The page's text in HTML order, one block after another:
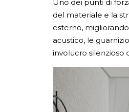
Uno dei punti di
del materiale e la
esterno,
acustico, le
involucro silenzioso